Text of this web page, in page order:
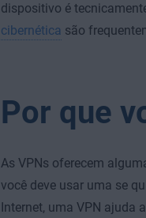
dispositivo é
cibernética são
Por que
As VPNs oferecem
você deve usar uma se
Internet, uma VPN ajuda